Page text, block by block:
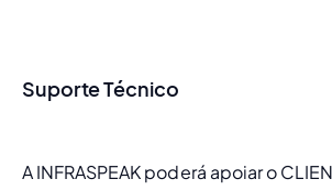
Suporte Técnico
A INFRASPEAK poderá apoiar o